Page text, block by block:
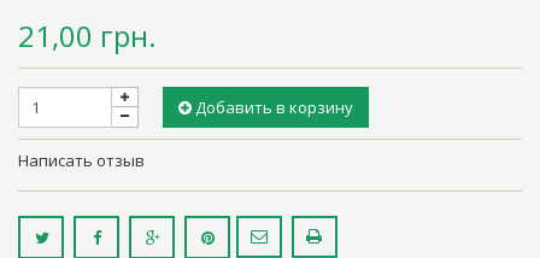
21,00 грн.
Добавить в корзину
Написать отзыв